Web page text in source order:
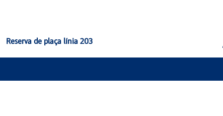
Reserva de plaça línia 203